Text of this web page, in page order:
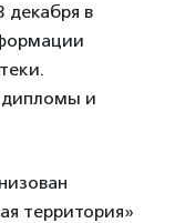
декабря в
дипломы и
территория»